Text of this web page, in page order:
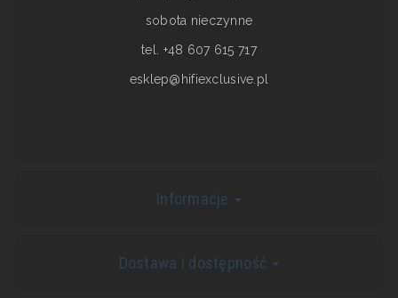
sobota nieczynne
tel. +48 607 615 717
esklep@hifiexclusive.pl
Informacje
Dostawa i dostępność